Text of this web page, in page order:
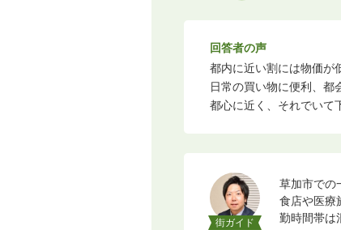
回答者の声
都内に近い割には物価が
日常の買い物に便利、都
都心に近く、それでいて
街ガイド
草加市での
食店や医療
勤時間帯は